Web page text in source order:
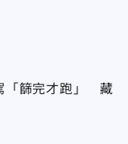
「篩完才跑」 藏